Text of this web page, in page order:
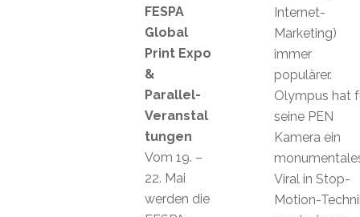
Internet-
Marketing)
immer
populärer.
Olympus hat
seine PEN
Kamera ein
Viral in Stop-
Motion-
FESPA
Global
Print Expo
&
Parallel-
Veranstal
tungen
Vom 19. –
22. Mai
werden die